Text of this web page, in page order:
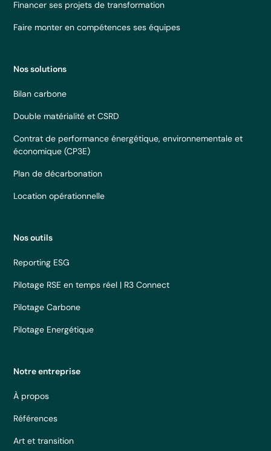
Financer ses projets de transformation
Faire monter en compétences ses équipes
Nos solutions
Bilan carbone
Double matérialité et CSRD
Contrat de performance énergétique, environnementale et
économique (CP3E)
Plan de décarbonation
Location opérationnelle
Nos outils
Reporting ESG
Pilotage RSE en temps réel | R3 Connect
Pilotage Carbone
Pilotage Energétique
Notre entreprise
À propos
Références
Art et transition